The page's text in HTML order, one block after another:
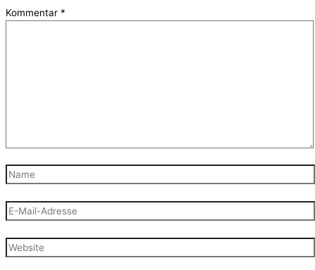
Kommentar *
Name
E-
Mail-
Adresse
Website